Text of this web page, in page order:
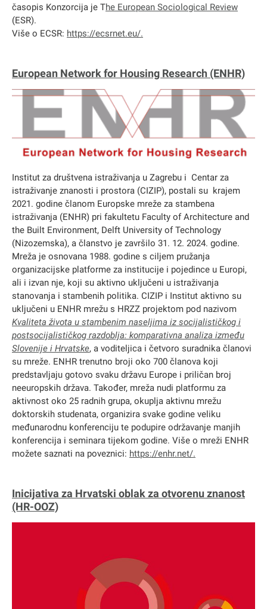
časopis Konzorcija je The European Sociological Review
(ESR).
Više o ECSR: https://ecsrnet.eu/.
European Network for Housing Research (ENHR)
Institut za društvena istraživanja u Zagrebu i Centar za
istraživanje znanosti i prostora (CIZIP), postali su krajem
2021. godine članom Europske mreže za stambena
istraživanja (ENHR) pri fakultetu Faculty of Architecture and
the Built Environment, Delft University of Technology
(Nizozemska), a članstvo je završilo 31. 12. 2024. godine.
Mreža je osnovana 1988. godine s ciljem pružanja
organizacijske platforme za institucije i pojedince u Europi,
ali i izvan nje, koji su aktivno uključeni u istraživanja
stanovanja i stambenih politika. CIZIP i Institut aktivno su
uključeni u ENHR mrežu s HRZZ projektom pod nazivom
Kvaliteta života u stambenim naseljima iz socijalističkog i
postsocijalističkog razdoblja: komparativna analiza između
Slovenije i Hrvatske, a voditeljica i četvoro suradnika članovi
su mreže. ENHR trenutno broji oko 700 članova koji
predstavljaju gotovo svaku državu Europe i priličan broj
neeuropskih država. Također, mreža nudi platformu za
aktivnost oko 25 radnih grupa, okuplja aktivnu mrežu
doktorskih studenata, organizira svake godine veliku
međunarodnu konferenciju te podupire održavanje manjih
konferencija i seminara tijekom godine. Više o mreži ENHR
možete saznati na poveznici: https://enhr.net/.
Inicijativa za Hrvatski oblak za otvorenu znanost
(HR-OOZ)